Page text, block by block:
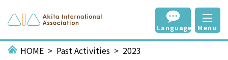
Language Menu
HOME Past Activities
2023